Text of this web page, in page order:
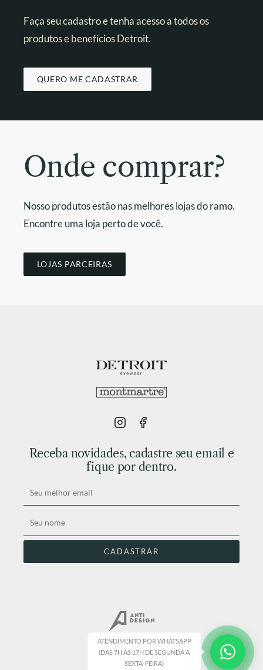
Faça seu cadastro e tenha acesso a todos os
produtos e benefícios Detroit.
QUERO ME CADASTRAR
Onde comprar?
Nosso produtos estão nas melhores lojas do ramo.
Encontre uma loja perto de você.
LOJAS PARCEIRAS
ATENDIMENTO POR WHATSAPP
(DAS 7H ÀS 17H DE SEGUNDA A
SEXTA-FEIRA)
Receba novidades, cadastre seu email e
fique por dentro.